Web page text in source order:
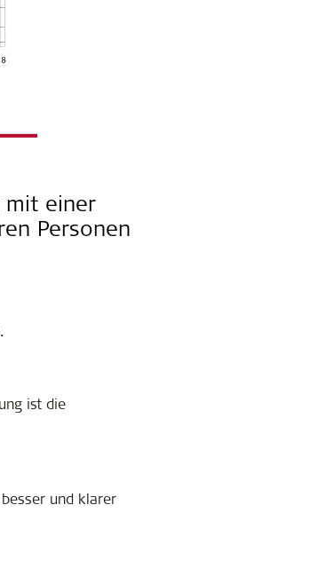
mit einer
Personen
ist die
und klarer